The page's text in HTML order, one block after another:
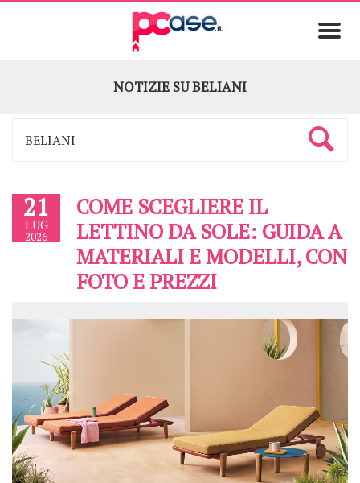
NOTIZIE SUBELIANI
21
LUG
2026
COME SCEGLIERE IL
LETTINO DA SOLE: GUIDA A
MATERIALI E MODELLI, CON
FOTO E PREZZI